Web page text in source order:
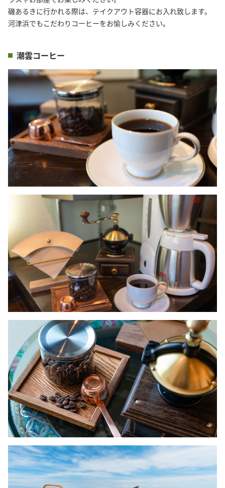
磯あるきに行かれる際は、テイクアウト容器にお入れ致します。
河津浜でもこだわりコーヒーをお愉しみください。
潮雲コーヒー